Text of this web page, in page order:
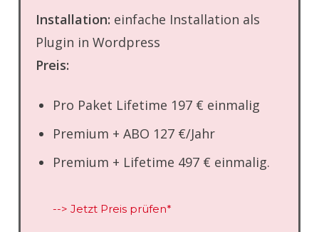
Installation: einfache Installation als
Plugin in Wordpress
Preis:
Pro Paket Lifetime 197 € einmalig
Premium + ABO 127 €/Jahr
Premium + Lifetime 497 € einmalig.
--> Jetzt Preis prüfen*